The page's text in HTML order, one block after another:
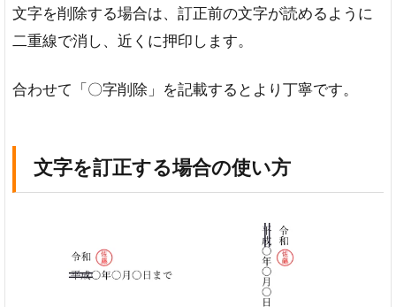
文字を削除する場合は、訂正前の文字が読めるように
二重線で消し、近くに押印します。
合わせて「〇字削除」を記載するとより丁寧です。
文字を訂正する場合の使い方